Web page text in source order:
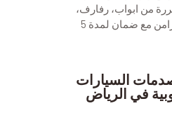
من ابواب، رفارف،
صدمات كل هذا بالتزامن مع ضمان لمدة 5
السيارات
في الرياض